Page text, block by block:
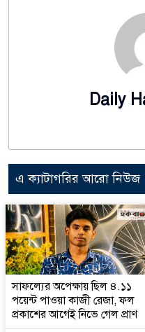
Daily
এ ক্যাটাগরির আরো নিউজ
সাফল্যের অপেক্ষায় ছিল ৪.১১
পয়েন্ট পাওয়া কাজী রেজা, ফল
প্রকাশের আগেই নিভে গেল প্রাণ